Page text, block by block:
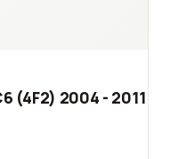
(4F2) 2004 - 2011